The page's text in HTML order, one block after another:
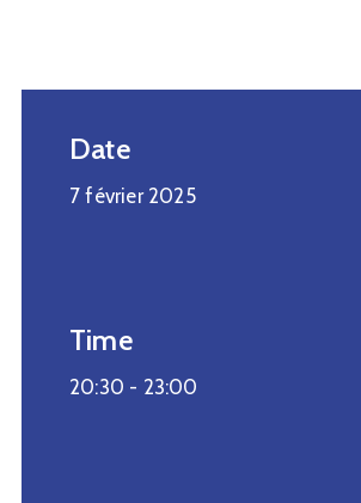
Date
7 février 2025
Time
20:30 - 23:00